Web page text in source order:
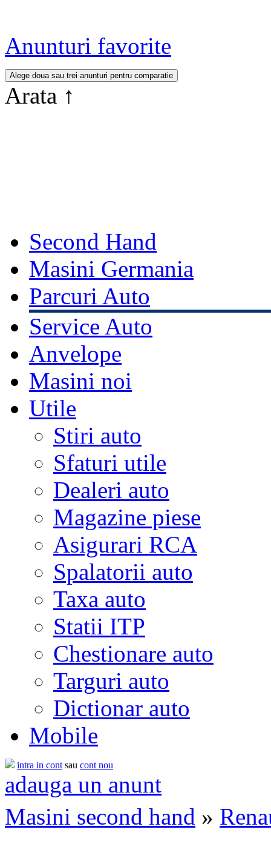
Anunturi favorite
Arata ↑
Second Hand
Masini Germania
Parcuri Auto
Service Auto
Anvelope
Masini noi
Utile
Stiri auto
Sfaturi utile
Dealeri auto
Magazine piese
Asigurari RCA
Spalatorii auto
Taxa auto
Statii ITP
Chestionare auto
Targuri auto
Dictionar auto
Mobile
intra in cont sau cont nou
adauga un anunt
Masini second hand »